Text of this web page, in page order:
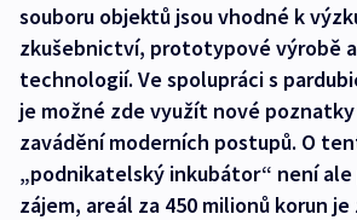
souboru objektů jsou vhodné k
zkušebnictví, prototypové výrobě
technologií. Ve spolupráci s
je možné zde využít nové
zavádění moderních postupů. O
„podnikatelský inkubátor“ není
zájem, areál za 450 milionů korun